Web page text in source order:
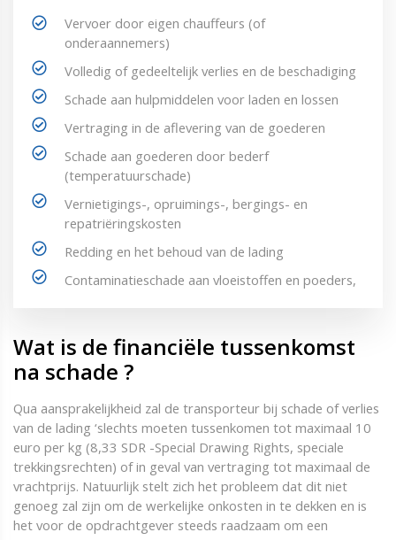
Vervoer door eigen chauffeurs (of
onderaannemers)
Volledig of gedeeltelijk verlies en de beschadiging
Schade aan hulpmiddelen voor laden en lossen
Vertraging in de aflevering van de goederen
Schade aan goederen door bederf
(temperatuurschade)
Vernietigings-, opruimings-, bergings- en
repatriëringskosten
Redding en het behoud van de lading
Contaminatieschade aan vloeistoffen en poeders,
Wat is de financiële tussenkomst
na schade ?
Qua aansprakelijkheid zal de transporteur bij schade of verlies
van de lading ‘slechts moeten tussenkomen tot maximaal 10
euro per kg (8,33 SDR -Special Drawing Rights, speciale
trekkingsrechten) of in geval van vertraging tot maximaal de
vrachtprijs. Natuurlijk stelt zich het probleem dat dit niet
genoeg zal zijn om de werkelijke onkosten in te dekken en is
het voor de opdrachtgever steeds raadzaam om een